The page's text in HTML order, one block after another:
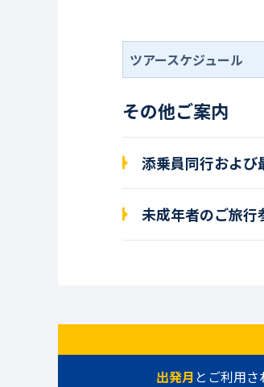
ツアースケジュール
その他ご案内
添乗員同行および
未成年者のご旅行
出発月 とご利用さ